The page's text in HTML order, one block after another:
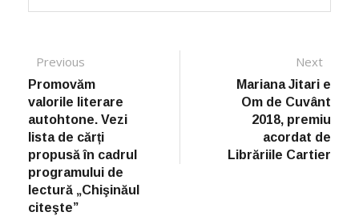
Post navigation
Previous
Promovăm
valorile literare
autohtone. Vezi
lista de cărți
propusă în cadrul
programului de
lectură „Chişinăul
citeşte”
Next
Mariana Jitari e
Om de Cuvânt
2018, premiu
acordat de
Librăriile Cartier